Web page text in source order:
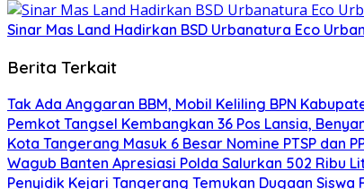
Sinar Mas Land Hadirkan BSD Urbanatura Eco
Berita Terkait
Tak Ada Anggaran BBM, Mobil Keliling BPN
Pemkot Tangsel Kembangkan 36 Pos Lansia,
Kota Tangerang Masuk 6 Besar Nomine PTSP dan
Wagub Banten Apresiasi Polda Salurkan 502 Ribu
Penyidik Kejari Tangerang Temukan Dugaan Siswa